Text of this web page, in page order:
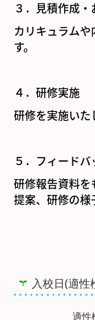
入校日(適性
適性
３．見積作成
カリキュラム
す。
４．研修実施
研修を実施いた
５．フィードバ
研修報告資料
提案、研修の